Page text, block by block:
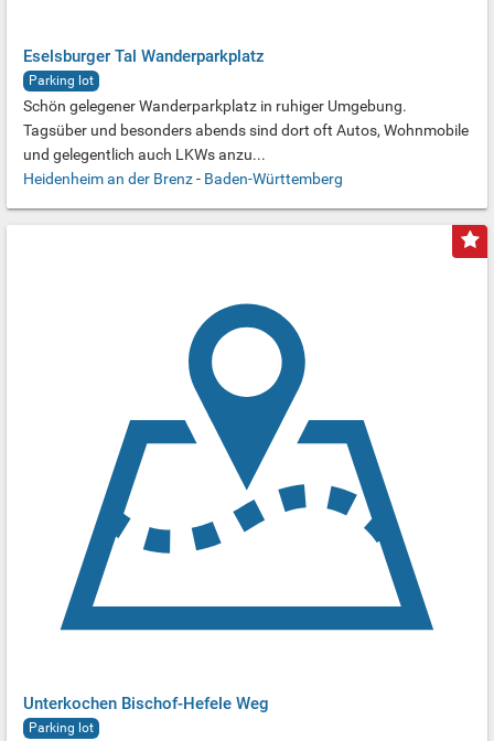
Eselsburger Tal Wanderparkplatz
Parking lot
Schön gelegener Wanderparkplatz in ruhiger Umgebung.
Tagsüber und besonders abends sind dort oft Autos, Wohnmobile
und gelegentlich auch LKWs anzu...
Heidenheim an der Brenz- Baden-Württemberg
Unterkochen Bischof-Hefele Weg
Parking lot